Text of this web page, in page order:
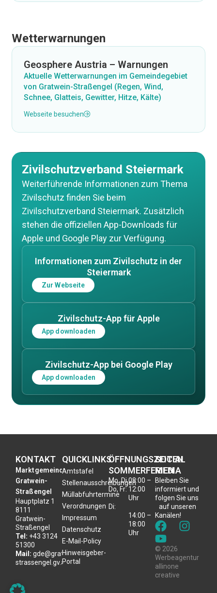
Wetterwarnungen
Geosphere Austria – Warnungen
Aktuelle Wetterwarnungen im Gemeindegebiet
von Gratwein-Straßengel (Regen, Wind,
Schnee, Glatteis, Gewitter, Hitze, Kälte)
Webseite besuchen
Zivilschutzverband Steiermark
Weiterführende Informationen zum Thema
Zivilschutz finden Sie beim
Zivilschutzverband Steiermark. Zusätzlich
stehen die offiziellen App-Downloads für
Apple und Google Play zur Verfügung.
Informationen zum Zivilschutz in der
Steiermark
Zur Webseite
Zivilschutz-App für Apple
App downloaden
Zivilschutz-App bei Google Play
App downloaden
KONTAKT
Marktgemeinde
Gratwein-
Straßengel
Hauptplatz 1
8111
Gratwein-
Straßengel
Tel: +43 3124
51300
Mail: gde@gratwein-
strassengel.gv.at
QUICKLINKS
Amtstafel
Stellenausschreibungen
Müllabfuhrtermine
Verordnungen
Impressum
Datenschutz
E-Mail-Policy
Hinweisgeber-
Portal
ÖFFNUNGSZEITEN
SOMMERFERIEN
Mo, Di,
Do, Fr:
Di:
08:00 –
12:00
Uhr
14:00 –
18:00
Uhr
SOCIAL
MEDIA
Bleiben Sie
informiert und
folgen Sie uns
auf unseren
Kanälen!
© 2026
Werbeagentur
allinone
creative